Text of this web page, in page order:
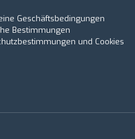
Geschäftsbedingungen
Bestimmungen
und Cookies